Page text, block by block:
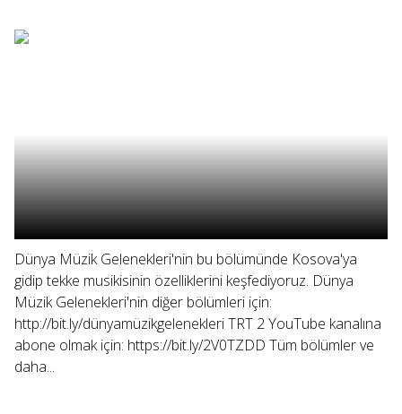
Dünya Müzik Gelenekleri'nin bu bölümünde Kosova'ya
gidip tekke musikisinin özelliklerini keşfediyoruz. Dünya
Müzik Gelenekleri'nin diğer bölümleri için:
http://bit.ly/dünyamüzikgelenekleri TRT 2 YouTube kanalına
abone olmak için: https://bit.ly/2V0TZDD Tüm bölümler ve
daha...